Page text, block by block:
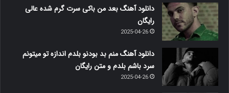
دانلود آهنگ بعد من باکی سرت گرم شده عالی
رایگان
2025-04-26
دانلود آهنگ منم بد بودنو بلدم اندازه تو میتونم
سرد باشم بلدم و متن رایگان
2025-04-26